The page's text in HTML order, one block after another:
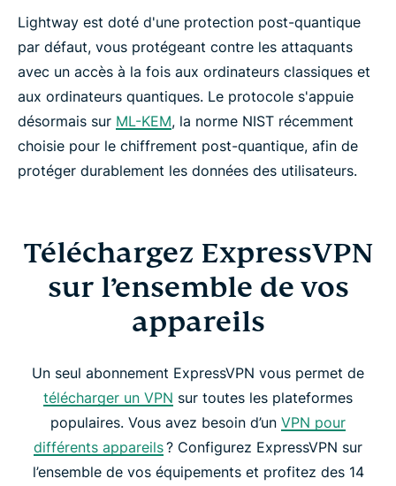
Lightway est doté d'une protection post-quantique
par défaut, vous protégeant contre les attaquants
avec un accès à la fois aux ordinateurs classiques et
aux ordinateurs quantiques. Le protocole s'appuie
désormais sur ML-KEM, la norme NIST récemment
choisie pour le chiffrement post-quantique, afin de
protéger durablement les données des utilisateurs.
Téléchargez ExpressVPN
sur l’ensemble de vos
appareils
Un seul abonnement ExpressVPN vous permet de
télécharger un VPN sur toutes les plateformes
populaires. Vous avez besoin d’un VPN pour
différents appareils? Configurez ExpressVPN sur
l’ensemble de vos équipements et profitez des 14